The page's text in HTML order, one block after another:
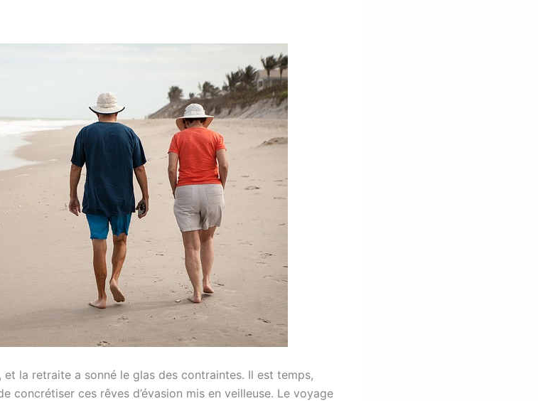
la retraite a sonné le glas des contraintes. Il est temps,
concrétiser ces rêves d’évasion mis en veilleuse. Le voyage